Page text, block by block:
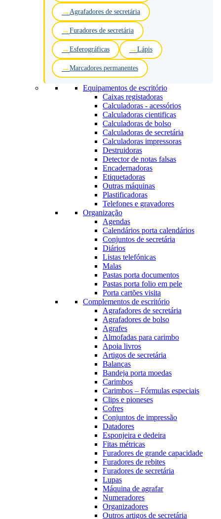
Agrafadores de secretária
Furadores de secretária
Esferográficas Lápis
Marcadores permanentes
Equipamentos de escritório
Caixas registadoras
Calculadoras - acessórios
Calculadoras cientificas
Calculadoras de bolso
Calculadoras de secretária
Calculadoras impressoras
Destruidoras
Detector de notas falsas
Encadernadoras
Etiquetadoras
Outras máquinas
Plastificadoras
Telefones e gravadores
Organização
Agendas
Calendários porta calendários
Conjuntos de secretária
Diários
Listas telefónicas
Malas
Pastas porta documentos
Pastas porta folio em pele
Porta cartões visita
Complementos de escritório
Agrafadores de secretária
Agrafadores de bolso
Agrafes
Almofadas para carimbo
Apoia livros
Artigos de secretária
Balanças
Bandeja porta moedas
Carimbos
Carimbos – Fórmulas especiais
Clips e pioneses
Cofres
Conjuntos de impressão
Datadores
Esponjeira e dedeira
Fitas métricas
Furadores de grande capacidade
Furadores de rebites
Furadores de secretária
Lupas
Máquina de agrafar
Numeradores
Organizadores
Outros artigos de secretária